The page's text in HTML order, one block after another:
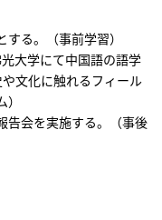
る。（事前学習）
大学にて中国語の語学
文化に触れるフィール
告会を実施する。（事後